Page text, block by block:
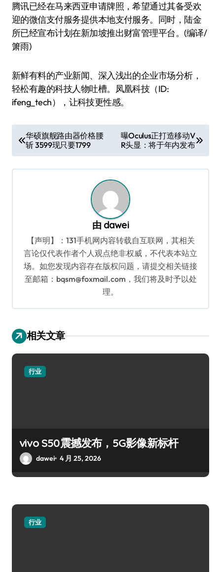
腾讯已经在马来西亚申请牌照，希望通过其备受欢
迎的微信支付服务提供本地支付服务。同时，陆金
所已经宣布计划在新加坡推出财富管理平台。(编译/
箫雨)
新鲜有料的产业新闻、深入浅出的企业市场分析，
轻松有趣的科技人物吐槽。凤凰科技（ID:
ifeng_tech），让科技更性感。
章
导
华硕旗舰路由器价格腰
斩 3599现只要1799
曝Oculus正打造移动V
R头显：将于年内发布
由 dawei
【声明】：131手机网内容转载自互联网，其相关
言论仅代表作者个人观点绝非权威，不代表本站立
场。如您发现内容存在版权问题，请提交相关链接
至邮箱：bqsm@foxmail.com，我们将及时予以处
理。
相关文章
行业
vivo S50震撼发布，5G影像新标杆
dawei 4 月 25, 2026
行业